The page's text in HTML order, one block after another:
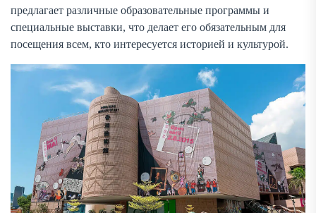
предлагает различные образовательные программы и
специальные выставки, что делает его обязательным для
посещения всем, кто интересуется историей и культурой.